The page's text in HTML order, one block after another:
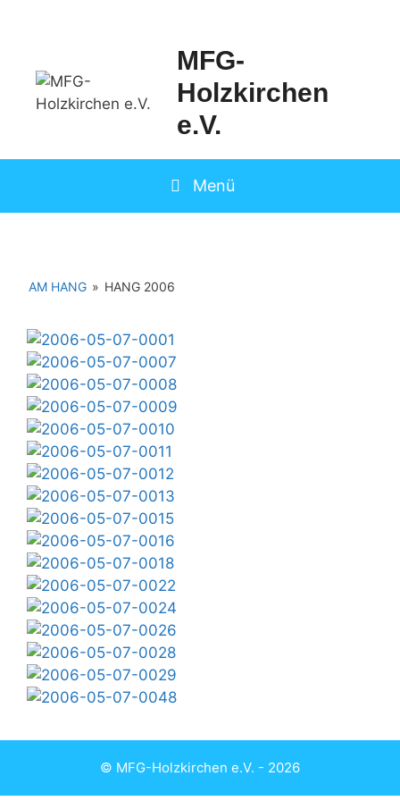
MFG-
Holzkirchen
e.V.
Menü
AM HANG » HANG 2006
© MFG-Holzkirchen e.V. - 2026